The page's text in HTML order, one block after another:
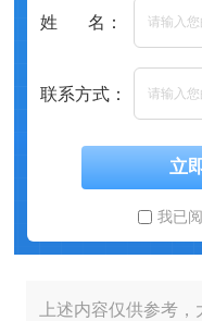
姓 名：
联系方式：
立
我已
上述内容仅供参考